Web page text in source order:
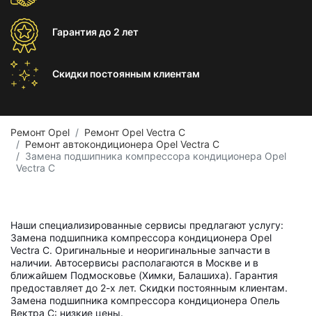
Гарантиядо 2 лет
Скидки постоянным клиентам
Ремонт Opel
Ремонт Opel Vectra C
Ремонт автокондиционера Opel Vectra C
Замена подшипника компрессора кондиционера Opel
Vectra C
Наши специализированные сервисы предлагают услугу:
Замена подшипника компрессора кондиционера Opel
Vectra C. Оригинальные и неоригинальные запчасти в
наличии. Автосервисы располагаются в Москве и в
ближайшем Подмосковье (Химки, Балашиха). Гарантия
предоставляет до 2-х лет. Скидки постоянным клиентам.
Замена подшипника компрессора кондиционера Опель
Вектра C: низкие цены.